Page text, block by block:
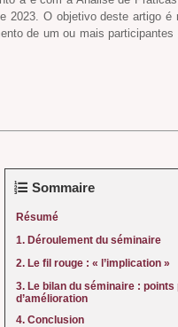
2023. O objetivo deste artigo é
de um ou mais
Sommaire
Résumé
1. Déroulement du séminaire
2. Le fil rouge : « l’implication »
3. Le bilan du séminaire :
d’amélioration
4. Conclusion